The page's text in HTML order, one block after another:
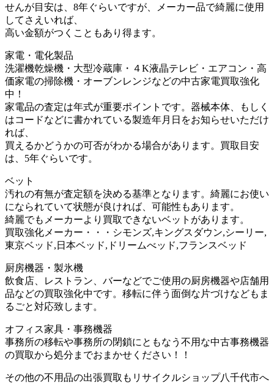
せんが目安は、8年ぐらいですが、メーカー品で綺麗に使用
してさえいれば、
高い金額がつくこともあり得ます。
家電・電化製品
洗濯機乾燥機・大型冷蔵庫・４K液晶テレビ・エアコン・高
価家電の掃除機・オーブンレンジなどの中古家電買取強化
中！
家電品の査定は年式が重要ポイントです。器械本体、もしく
はコードなどに書かれている製造年月日をお知らせいただけ
れば、
買えるかどうかの可否がわかる場合があります。買取目安
は、5年ぐらいです。
ベット
汚れの有無が査定額を決める基準となります。綺麗にお使い
になられていて状態が良ければ、可能性もあります。
綺麗でもメーカーより買取できないベットがあります。
買取強化メーカー・・・シモンズ,キングスダウン,シーリー,
東京ベッド,日本ベッド,ドリームべッド,フランスベッド
厨房機器・製氷機
飲食店、レストラン、バーなどでご使用の厨房機器や店舗用
品などの買取強化中です。移転に伴う面倒な片づけなどもま
るごと対応致します。
オフィス家具・事務機器
事務所の移転や事務所の閉鎖にともなう不用な中古事務機器
の買取から処分までおまかせください！！
その他の不用品の出張買取もリサイクルショップ八千代市へ